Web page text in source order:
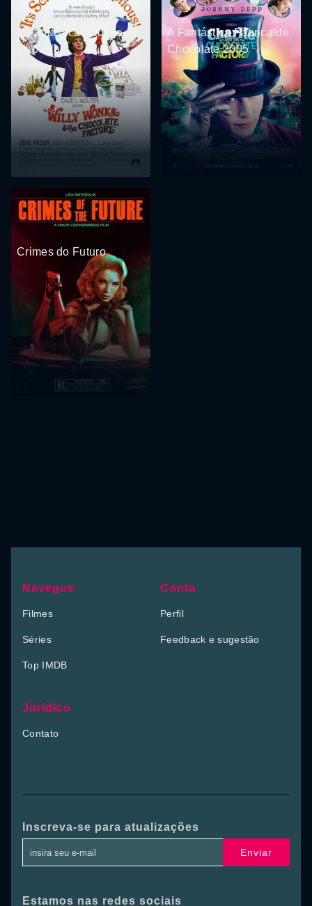
A Fantástica Fábrica de
Chocolate
A Fantástica Fábrica de
Chocolate 2005
Crimes do Futuro
Navegue
Filmes
Séries
Top IMDB
Conta
Perfil
Feedback e sugestão
Jurídico
Contato
Inscreva-se para atualizações
Enviar
Estamos nas redes sociais